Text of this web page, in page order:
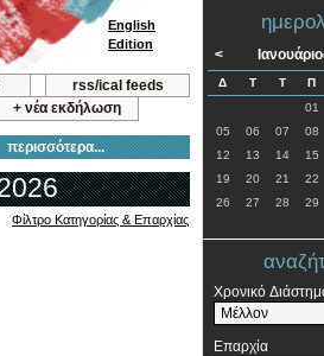
rss/ical feeds
+ νέα εκδήλωση
περισσότερα...
English
Edition
Φίλτρο Κατηγορίας & Επαρχίας
<
Δ Τ Τ Π
01
05
06 07 08
12
13 14 15
19
20 21 22
26
27 28 29
Χρονικό
Επαρχία